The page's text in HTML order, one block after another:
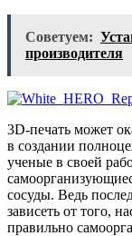
Советуем:
производителя
3D-печать может
в создании
ученые в своей
сосуды. Ведь
зависеть от того,
правильно